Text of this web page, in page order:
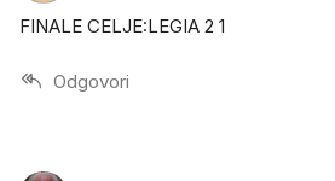
FINALE CELJE:LEGIA 2 1
Odgovori